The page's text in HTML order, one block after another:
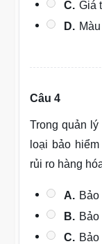
C. Giá
D.
Câu 4
Trong quản lý
loại bảo
rủi ro hàng
A.
B. Bảo
C. Bảo